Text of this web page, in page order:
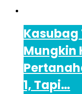
Kasubag
Mungkin
1, Tapi…